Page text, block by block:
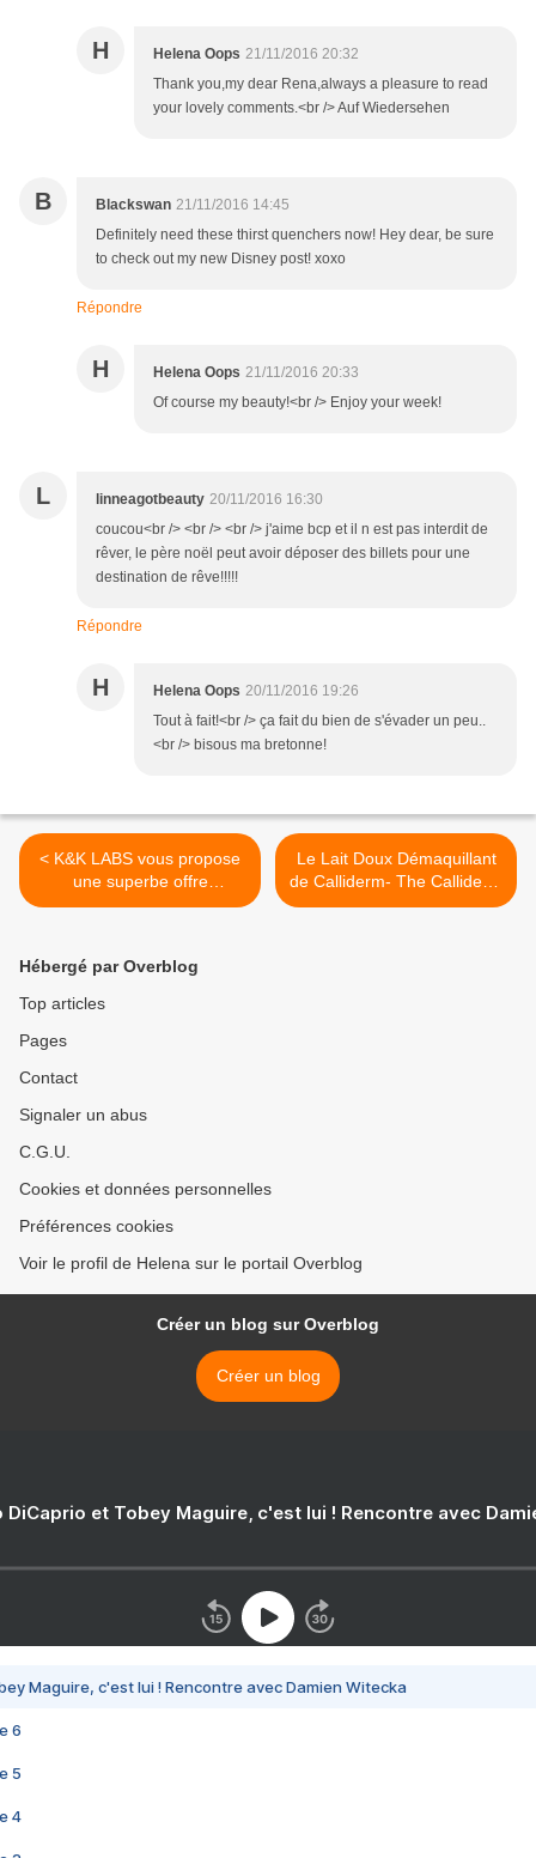
H Helena Oops 21/11/2016 20:32
Thank you,my dear Rena,always a pleasure to read
your lovely comments.<br /> Auf Wiedersehen
B Blackswan 21/11/2016 14:45
Definitely need these thirst quenchers now! Hey dear, be sure
to check out my new Disney post! xoxo
Répondre
H Helena Oops 21/11/2016 20:33
Of course my beauty!<br /> Enjoy your week!
L linneagotbeauty 20/11/2016 16:30
coucou<br /> <br /> <br /> j'aime bcp et il n est pas interdit de
rêver, le père noël peut avoir déposer des billets pour une
destination de rêve!!!!!
Répondre
H Helena Oops 20/11/2016 19:26
Tout à fait!<br /> ça fait du bien de s'évader un peu..
<br /> bisous ma bretonne!
< K&K LABS vous propose
une superbe offre
+giveaway!K&K LABS
Le Lait Doux Démaquillant
de Calliderm- The Calliderm
Soft Cleansing Milk >
Hébergé par Overblog
Top articles
Pages
Contact
Signaler un abus
C.G.U.
Cookies et données personnelles
Préférences cookies
Voir le profil de Helena sur le portail Overblog
Créer un blog sur Overblog
Créer un blog
DiCaprio et Tobey Maguire, c'est lui ! Rencontre avec
Maguire, c'est lui ! Rencontre avec Damien Witecka
6
5
4